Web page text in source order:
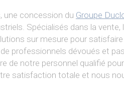
une concession du Groupe
Spécialisés dans la
sur mesure pour
professionnels dévoués et
de notre personnel qualifié
satisfaction totale et nous